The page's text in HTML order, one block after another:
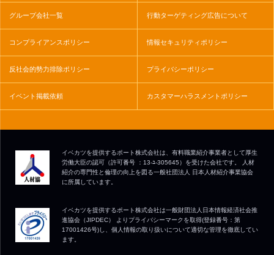
グループ会社一覧 行動ターゲティング広告について
コンプライアンスポリシー 情報セキュリティポリシー
反社会的勢力排除ポリシー プライバシーポリシー
イベント掲載依頼 カスタマーハラスメントポリシー